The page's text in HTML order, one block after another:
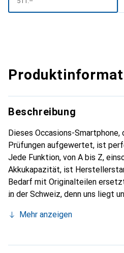
Beschreibung
Dieses Occasions-
Prüfungen aufgewertet, ist
Jede Funktion, von A bis Z,
Akkukapazität, ist
Bedarf mit Originalteilen
in der Schweiz, denn uns liegt
Lager.Mehr anzeigen